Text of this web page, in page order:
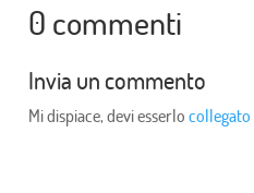
0 commenti
Invia un commento
Mi dispiace, devi esserlocollegato